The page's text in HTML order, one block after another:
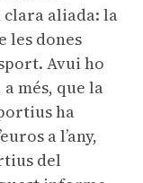
aliada: la
les dones
Avui ho
a més, que la
ha
a l’any,
del